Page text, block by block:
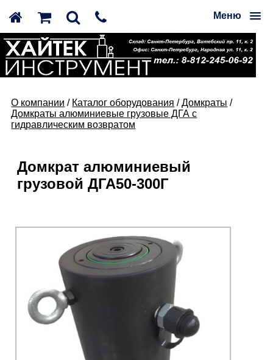
Меню
О компании / Каталог оборудования /Домкраты /
Домкраты алюминиевые грузовые ДГА с
гидравлическим возвратом
Домкрат алюминиевый
грузовой ДГА50-300Г